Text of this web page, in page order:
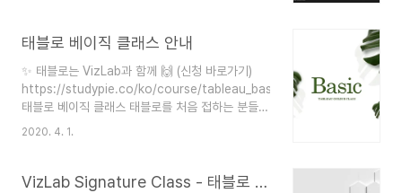
나 상황이 조속히 종식되길 기원합니다
태블로 베이직 클래스 안내
✨ 태블로는 VizLab과 함께 🙌 (신청 바로가기)
https://studypie.co/ko/course/tableau_basic_class
태블로 베이직 클래스 태블로를 처음 접하는 분들을
위한 입문 과정으로, 태블로의 기본적인 내용을 익
https://studypie.co/ko/course/tableau_basic_class
2020. 4. 1.
VizLab Signature Class - 태블로 맵 마스터